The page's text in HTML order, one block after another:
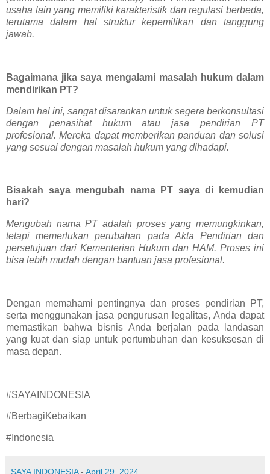
usaha lain yang memiliki karakteristik dan regulasi berbeda,
terutama dalam hal struktur kepemilikan dan tanggung
jawab.
Bagaimana jika saya mengalami masalah hukum dalam
mendirikan PT?
Dalam hal ini, sangat disarankan untuk segera berkonsultasi
dengan penasihat hukum atau jasa pendirian PT
profesional. Mereka dapat memberikan panduan dan solusi
yang sesuai dengan masalah hukum yang dihadapi.
Bisakah saya mengubah nama PT saya di kemudian
hari?
Mengubah nama PT adalah proses yang memungkinkan,
tetapi memerlukan perubahan pada Akta Pendirian dan
persetujuan dari Kementerian Hukum dan HAM. Proses ini
bisa lebih mudah dengan bantuan jasa profesional.
Dengan memahami pentingnya dan proses pendirian PT,
serta menggunakan jasa pengurusan legalitas, Anda dapat
memastikan bahwa bisnis Anda berjalan pada landasan
yang kuat dan siap untuk pertumbuhan dan kesuksesan di
masa depan.
#SAYAINDONESIA
#BerbagiKebaikan
#Indonesia
SAYA INDONESIA - April 29, 2024